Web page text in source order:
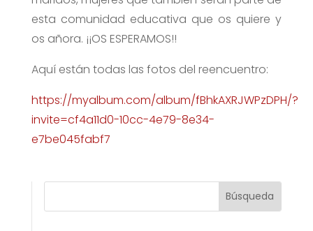
esta comunidad educativa que os quiere y
os añora. ¡¡OS ESPERAMOS!!
Aquí están todas las fotos del reencuentro:
https://myalbum.com/album/fBhkAXRJWPzDPH/?
invite=cf4a11d0-10cc-4e79-8e34-
e7be045fabf7